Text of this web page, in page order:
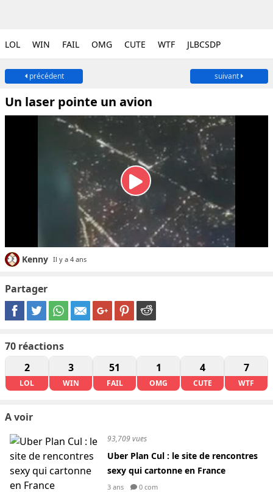
LOL WIN FAIL OMG CUTE WTF JLBCSDP
précédent suivant
Un laser pointe un avion
Kenny Il y a 4 ans
Partager
70 réactions
2
LOL
3
WIN
51
FAIL
1
OMG
4
CUTE
7
WTF
A voir
93,709 vues
Uber Plan Cul : le site de rencontres
sexy qui cartonne en France
3 ans 0 com